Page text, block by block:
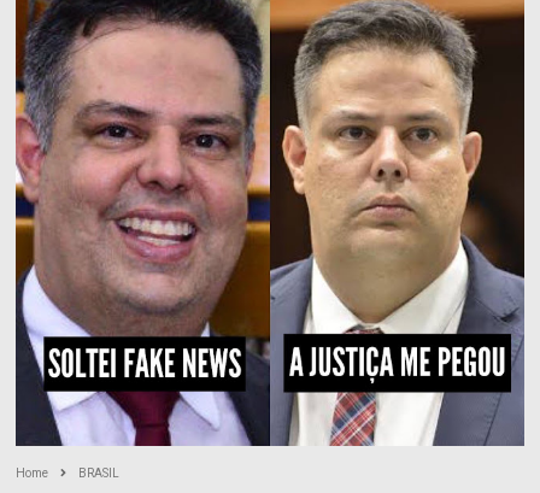
Home BRASIL